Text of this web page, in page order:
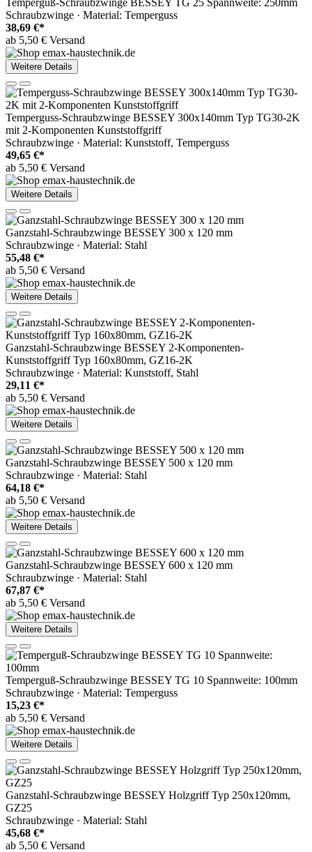
Schraubzwinge · Material: Temperguss
38,69 €*
ab 5,50 € Versand
Weitere Details
Temperguss-Schraubzwinge BESSEY 300x140mm Typ TG30-2K
mit 2-Komponenten Kunststoffgriff
Schraubzwinge · Material: Kunststoff, Temperguss
49,65 €*
ab 5,50 € Versand
Weitere Details
Ganzstahl-Schraubzwinge BESSEY 300 x 120 mm
Schraubzwinge · Material: Stahl
55,48 €*
ab 5,50 € Versand
Weitere Details
Ganzstahl-Schraubzwinge BESSEY 2-Komponenten-
Kunststoffgriff Typ 160x80mm, GZ16-2K
Schraubzwinge · Material: Kunststoff, Stahl
29,11 €*
ab 5,50 € Versand
Weitere Details
Ganzstahl-Schraubzwinge BESSEY 500 x 120 mm
Schraubzwinge · Material: Stahl
64,18 €*
ab 5,50 € Versand
Weitere Details
Ganzstahl-Schraubzwinge BESSEY 600 x 120 mm
Schraubzwinge · Material: Stahl
67,87 €*
ab 5,50 € Versand
Weitere Details
Temperguß-Schraubzwinge BESSEY TG 10 Spannweite: 100mm
Schraubzwinge · Material: Temperguss
15,23 €*
ab 5,50 € Versand
Weitere Details
Ganzstahl-Schraubzwinge BESSEY Holzgriff Typ 250x120mm,
GZ25
Schraubzwinge · Material: Stahl
45,68 €*
ab 5,50 € Versand